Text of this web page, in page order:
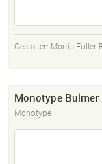
Gestalter: Morris Fuller
Monotype Bulmer
Monotype